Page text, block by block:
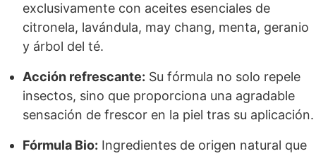
exclusivamente con aceites esenciales de
citronela, lavándula, may chang, menta, geranio
y árbol del té.
Acción refrescante: Su fórmula no solo repele
insectos, sino que proporciona una agradable
sensación de frescor en la piel tras su aplicación.
Fórmula Bio: Ingredientes de origen natural que